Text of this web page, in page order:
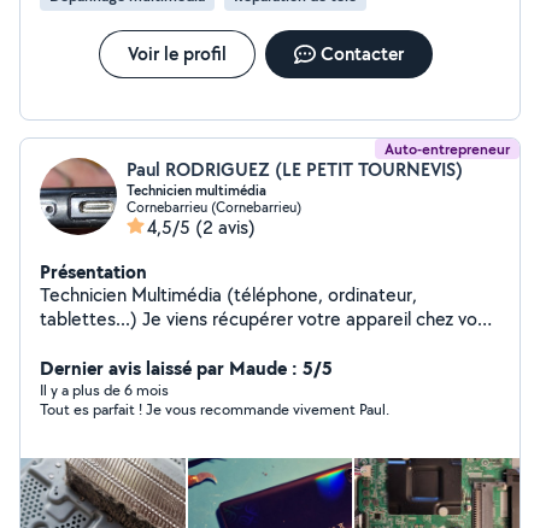
Voir le profil Contacter
Auto-entrepreneur
Paul RODRIGUEZ (LE PETIT TOURNEVIS)
Technicien multimédia
Cornebarrieu (Cornebarrieu)
4,5/5 (2 avis)
Présentation
Technicien Multimédia (téléphone, ordinateur,
tablettes...) Je viens récupérer votre appareil chez vous
diagnostic précis et vous envoie le devis final. Si vous
l'acceptez, je répare, teste et vous ramène votre
appareil. Si le devis ne vous convient pas, je vous
Dernier avis laissé par Maude : 5/5
Il y a plus de 6 mois
Tout es parfait ! Je vous recommande vivement Paul.